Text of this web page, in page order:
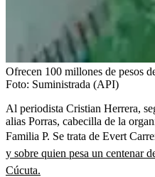
Ofrecen 100 millones de pesos
Foto: Suministrada (API)
Al periodista Cristian Herrera,
alias Porras, cabecilla de la
Familia P. Se trata de Evert
y sobre quien pesa un centenar
Cúcuta.